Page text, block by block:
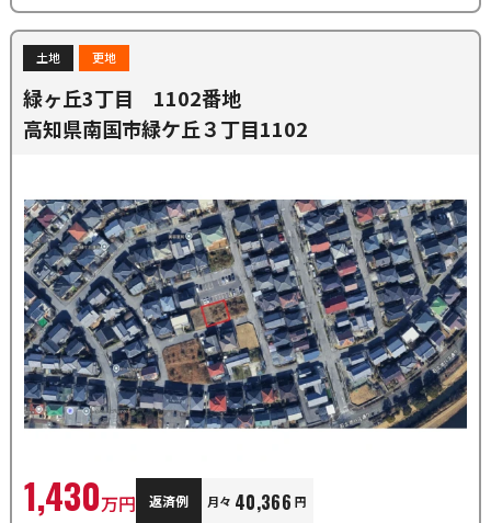
土地 更地
緑ヶ丘3丁目 1102番地
高知県南国市緑ケ丘３丁目1102
1,430万円 返済例 月々 40,366 円